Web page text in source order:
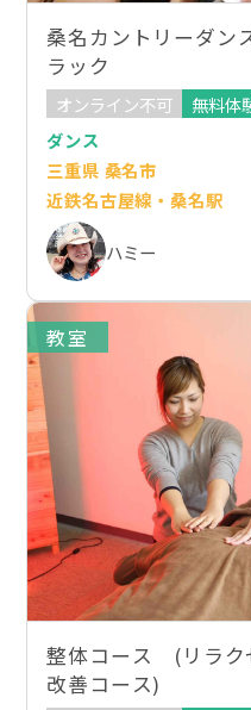
桑名カントリーダ
ラック
オンライン不可
無料体
ダンス
三重県 桑名市
近鉄名古屋線・桑名駅
ハミー
教室
整体コース (リラク
改善コース)